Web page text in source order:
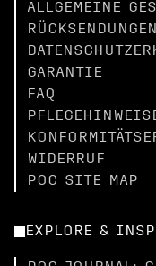
ALLGEMEINE
RÜCKSENDUNGEN
GARANTIE
FAQ
WIDERRUF
POC SITE MAP
EXPLORE &